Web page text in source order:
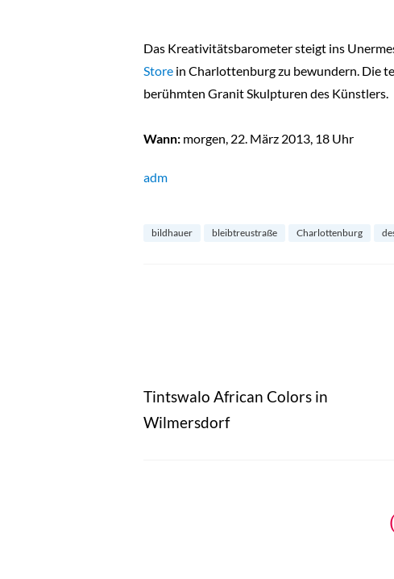
Das Kreativitätsbarometer steigt ins
Store in Charlottenburg zu bewundern. Die
berühmten Granit Skulpturen des Künstlers.
Wann: morgen, 22. März 2013, 18 Uhr
adm
bildhauer bleibtreustraße Charlottenburg
Tintswalo African Colors in
Wilmersdorf